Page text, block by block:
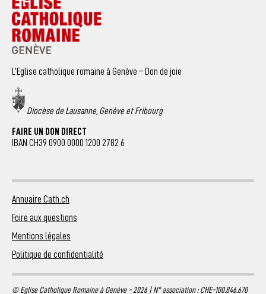
L’Eglise catholique romaine à Genève – Don de joie
Diocèse de Lausanne, Genève et Fribourg
FAIRE UN DON DIRECT
IBAN CH39 0900 0000 1200 2782 6
Annuaire Cath.ch
Foire aux questions
Mentions légales
Politique de confidentialité
© Eglise Catholique Romaine à Genève - 2026 | N° association : CHE-100.846.670